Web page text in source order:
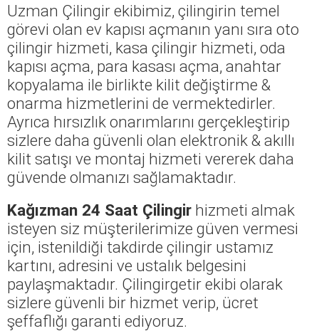
Uzman Çilingir ekibimiz, çilingirin temel
görevi olan ev kapısı açmanın yanı sıra oto
çilingir hizmeti, kasa çilingir hizmeti, oda
kapısı açma, para kasası açma, anahtar
kopyalama ile birlikte kilit değiştirme &
onarma hizmetlerini de vermektedirler.
Ayrıca hırsızlık onarımlarını gerçekleştirip
sizlere daha güvenli olan elektronik & akıllı
kilit satışı ve montaj hizmeti vererek daha
güvende olmanızı sağlamaktadır.
Kağızman 24 Saat Çilingir hizmeti almak
isteyen siz müşterilerimize güven vermesi
için, istenildiği takdirde çilingir ustamız
kartını, adresini ve ustalık belgesini
paylaşmaktadır. Çilingirgetir ekibi olarak
sizlere güvenli bir hizmet verip, ücret
şeffaflığı garanti ediyoruz.